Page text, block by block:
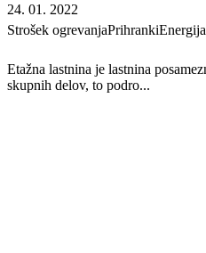
24. 01. 2022
Strošek ogrevanjaPrihrankiEnergija
Etažna lastnina je lastnina
skupnih delov, to podro...